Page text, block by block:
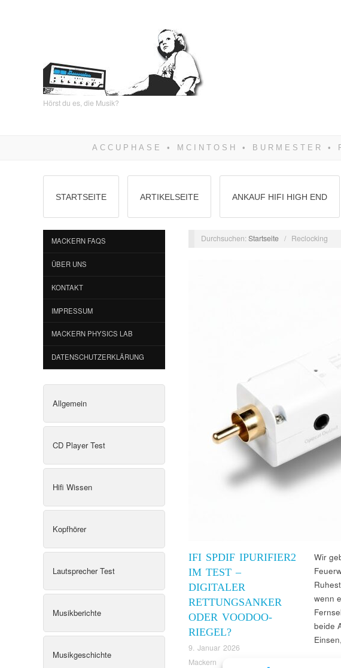
Hörst du es, die Musik?
STARTSEITE ARTIKELSEITE ANKAUF HIFI HIGH END
MACKERN FAQS
ÜBER UNS
KONTAKT
IMPRESSUM
MACKERN PHYSICS LAB
DATENSCHUTZERKLÄRUNG
Allgemein
CD Player Test
Hifi Wissen
Kopfhörer
Lautsprecher Test
Musikberichte
Musikgeschichte
Durchsuchen:Startseite / Reclocking
IFI SPDIF IPURIFIER2
IM TEST –
DIGITALER
RETTUNGSANKER
ODER VOODOO-
RIEGEL?
9. Januar 2026
Mackern
Wir
wenn
beide